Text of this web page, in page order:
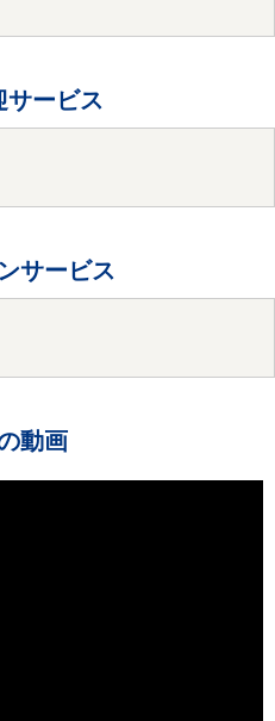
サービス
サービス
動画